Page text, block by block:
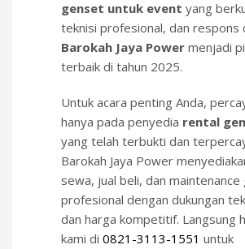
genset untuk event yang
teknisi profesional, dan respons
Barokah Jaya Power menjadi
terbaik di tahun 2025.
Untuk acara penting Anda,
hanya pada penyedia rental
yang telah terbukti dan
Barokah Jaya Power
sewa, jual beli, dan
profesional dengan dukungan
dan harga kompetitif. Langsung
kami di 0821-3113-1551 untuk